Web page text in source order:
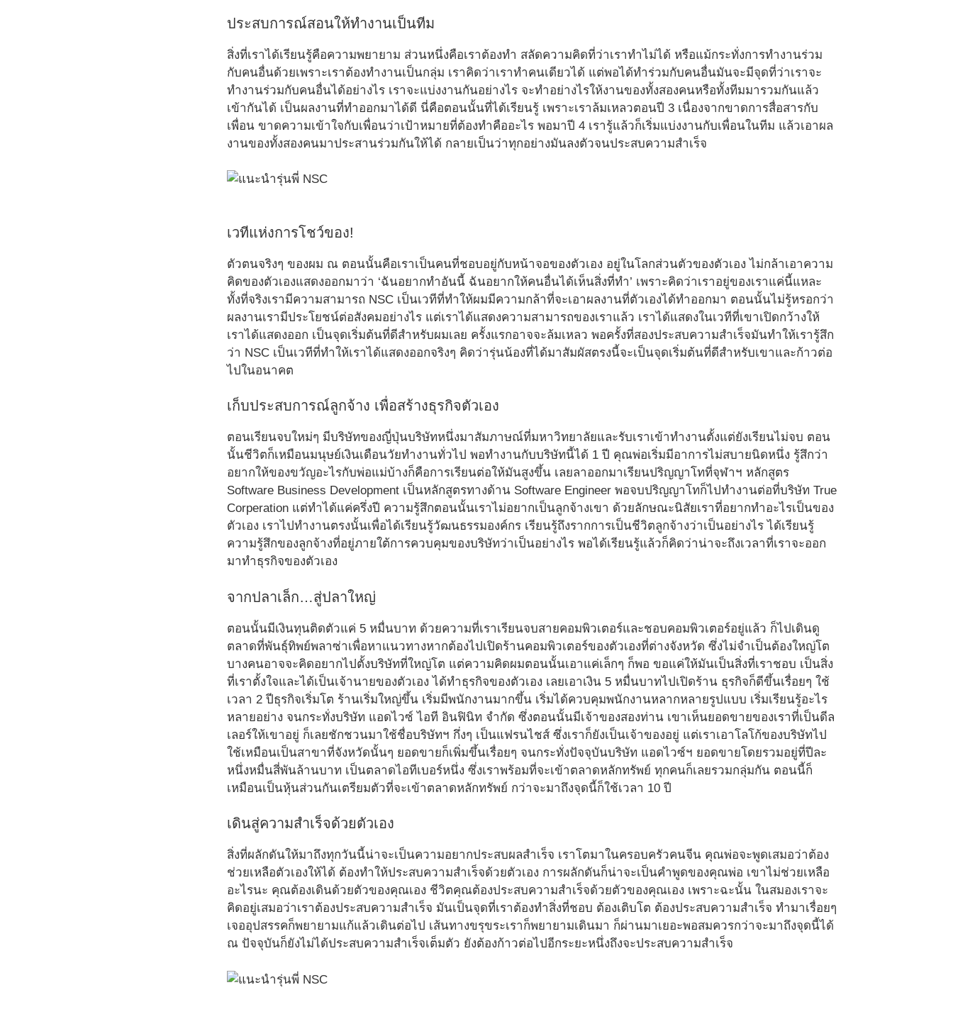
ประสบการณ์สอนให้ทำงานเป็นทีม
สิ่งที่เราได้เรียนรู้คือความพยายาม ส่วนหนึ่งคือเราต้องทำ สลัดความคิดที่ว่าเราทำไม่ได้ หรือแม้กระทั่งการทำงานร่วม
กับคนอื่นด้วยเพราะเราต้องทำงานเป็นกลุ่ม เราคิดว่าเราทำคนเดียวได้ แต่พอได้ทำร่วมกับคนอื่นมันจะมีจุดที่ว่าเราจะ
ทำงานร่วมกับคนอื่นได้อย่างไร เราจะแบ่งงานกันอย่างไร จะทำอย่างไรให้งานของทั้งสองคนหรือทั้งทีมมารวมกันแล้ว
เข้ากันได้ เป็นผลงานที่ทำออกมาได้ดี นี่คือตอนนั้นที่ได้เรียนรู้ เพราะเราล้มเหลวตอนปี 3 เนื่องจากขาดการสื่อสารกับ
เพื่อน ขาดความเข้าใจกับเพื่อนว่าเป้าหมายที่ต้องทำคืออะไร พอมาปี 4 เรารู้แล้วก็เริ่มแบ่งงานกับเพื่อนในทีม แล้วเอาผล
งานของทั้งสองคนมาประสานร่วมกันให้ได้ กลายเป็นว่าทุกอย่างมันลงตัวจนประสบความสำเร็จ
เวทีแห่งการโชว์ของ!
ตัวตนจริงๆ ของผม ณ ตอนนั้นคือเราเป็นคนที่ชอบอยู่กับหน้าจอของตัวเอง อยู่ในโลกส่วนตัวของตัวเอง ไม่กล้าเอาความ
คิดของตัวเองแสดงออกมาว่า ‘ฉันอยากทำอันนี้ ฉันอยากให้คนอื่นได้เห็นสิ่งที่ทำ’ เพราะคิดว่าเราอยู่ของเราแค่นี้แหละ
ทั้งที่จริงเรามีความสามารถ NSC เป็นเวทีที่ทำให้ผมมีความกล้าที่จะเอาผลงานที่ตัวเองได้ทำออกมา ตอนนั้นไม่รู้หรอกว่า
ผลงานเรามีประโยชน์ต่อสังคมอย่างไร แต่เราได้แสดงความสามารถของเราแล้ว เราได้แสดงในเวทีที่เขาเปิดกว้างให้
เราได้แสดงออก เป็นจุดเริ่มต้นที่ดีสำหรับผมเลย ครั้งแรกอาจจะล้มเหลว พอครั้งที่สองประสบความสำเร็จมันทำให้เรารู้สึก
ว่า NSC เป็นเวทีที่ทำให้เราได้แสดงออกจริงๆ คิดว่ารุ่นน้องที่ได้มาสัมผัสตรงนี้จะเป็นจุดเริ่มต้นที่ดีสำหรับเขาและก้าวต่อ
ไปในอนาคต
เก็บประสบการณ์ลูกจ้าง เพื่อสร้างธุรกิจตัวเอง
ตอนเรียนจบใหม่ๆ มีบริษัทของญี่ปุ่นบริษัทหนึ่งมาสัมภาษณ์ที่มหาวิทยาลัยและรับเราเข้าทำงานตั้งแต่ยังเรียนไม่จบ ตอน
นั้นชีวิตก็เหมือนมนุษย์เงินเดือนวัยทำงานทั่วไป พอทำงานกับบริษัทนี้ได้ 1 ปี คุณพ่อเริ่มมีอาการไม่สบายนิดหนึ่ง รู้สึกว่า
อยากให้ของขวัญอะไรกับพ่อแม่บ้างก็คือการเรียนต่อให้มันสูงขึ้น เลยลาออกมาเรียนปริญญาโทที่จุฬาฯ หลักสูตร
Software Business Development เป็นหลักสูตรทางด้าน Software Engineer พอจบปริญญาโทก็ไปทำงานต่อที่บริษัท True
Corperation แต่ทำได้แค่ครึ่งปี ความรู้สึกตอนนั้นเราไม่อยากเป็นลูกจ้างเขา ด้วยลักษณะนิสัยเราที่อยากทำอะไรเป็นของ
ตัวเอง เราไปทำงานตรงนั้นเพื่อได้เรียนรู้วัฒนธรรมองค์กร เรียนรู้ถึงรากการเป็นชีวิตลูกจ้างว่าเป็นอย่างไร ได้เรียนรู้
ความรู้สึกของลูกจ้างที่อยู่ภายใต้การควบคุมของบริษัทว่าเป็นอย่างไร พอได้เรียนรู้แล้วก็คิดว่าน่าจะถึงเวลาที่เราจะออก
มาทำธุรกิจของตัวเอง
จากปลาเล็ก…สู่ปลาใหญ่
ตอนนั้นมีเงินทุนติดตัวแค่ 5 หมื่นบาท ด้วยความที่เราเรียนจบสายคอมพิวเตอร์และชอบคอมพิวเตอร์อยู่แล้ว ก็ไปเดินดู
ตลาดที่พันธุ์ทิพย์พลาซ่าเพื่อหาแนวทางหากต้องไปเปิดร้านคอมพิวเตอร์ของตัวเองที่ต่างจังหวัด ซึ่งไม่จำเป็นต้องใหญ่โต
บางคนอาจจะคิดอยากไปตั้งบริษัทที่ใหญ่โต แต่ความคิดผมตอนนั้นเอาแค่เล็กๆ ก็พอ ขอแค่ให้มันเป็นสิ่งที่เราชอบ เป็นสิ่ง
ที่เราตั้งใจและได้เป็นเจ้านายของตัวเอง ได้ทำธุรกิจของตัวเอง เลยเอาเงิน 5 หมื่นบาทไปเปิดร้าน ธุรกิจก็ดีขึ้นเรื่อยๆ ใช้
เวลา 2 ปีธุรกิจเริ่มโต ร้านเริ่มใหญ่ขึ้น เริ่มมีพนักงานมากขึ้น เริ่มได้ควบคุมพนักงานหลากหลายรูปแบบ เริ่มเรียนรู้อะไร
หลายอย่าง จนกระทั่งบริษัท แอดไวซ์ ไอที อินฟินิท จำกัด ซึ่งตอนนั้นมีเจ้าของสองท่าน เขาเห็นยอดขายของเราที่เป็นดีล
เลอร์ให้เขาอยู่ ก็เลยชักชวนมาใช้ชื่อบริษัทฯ กึ่งๆ เป็นแฟรนไชส์ ซึ่งเราก็ยังเป็นเจ้าของอยู่ แต่เราเอาโลโก้ของบริษัทไป
ใช้เหมือนเป็นสาขาที่จังหวัดนั้นๆ ยอดขายก็เพิ่มขึ้นเรื่อยๆ จนกระทั่งปัจจุบันบริษัท แอดไวซ์ฯ ยอดขายโดยรวมอยู่ที่ปีละ
หนึ่งหมื่นสี่พันล้านบาท เป็นตลาดไอทีเบอร์หนึ่ง ซึ่งเราพร้อมที่จะเข้าตลาดหลักทรัพย์ ทุกคนก็เลยรวมกลุ่มกัน ตอนนี้ก็
เหมือนเป็นหุ้นส่วนกันเตรียมตัวที่จะเข้าตลาดหลักทรัพย์ กว่าจะมาถึงจุดนี้ก็ใช้เวลา 10 ปี
เดินสู่ความสำเร็จด้วยตัวเอง
สิ่งที่ผลักดันให้มาถึงทุกวันนี้น่าจะเป็นความอยากประสบผลสำเร็จ เราโตมาในครอบครัวคนจีน คุณพ่อจะพูดเสมอว่าต้อง
ช่วยเหลือตัวเองให้ได้ ต้องทำให้ประสบความสำเร็จด้วยตัวเอง การผลักดันก็น่าจะเป็นคำพูดของคุณพ่อ เขาไม่ช่วยเหลือ
อะไรนะ คุณต้องเดินด้วยตัวของคุณเอง ชีวิตคุณต้องประสบความสำเร็จด้วยตัวของคุณเอง เพราะฉะนั้น ในสมองเราจะ
คิดอยู่เสมอว่าเราต้องประสบความสำเร็จ มันเป็นจุดที่เราต้องทำสิ่งที่ชอบ ต้องเติบโต ต้องประสบความสำเร็จ ทำมาเรื่อยๆ
เจออุปสรรคก็พยายามแก้แล้วเดินต่อไป เส้นทางขรุขระเราก็พยายามเดินมา ก็ผ่านมาเยอะพอสมควรกว่าจะมาถึงจุดนี้ได้
ณ ปัจจุบันก็ยังไม่ได้ประสบความสำเร็จเต็มตัว ยังต้องก้าวต่อไปอีกระยะหนึ่งถึงจะประสบความสำเร็จ